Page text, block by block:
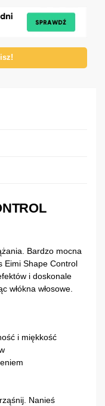
Bardzo mocna
Eimi Shape Control
i doskonale
włókna włosowe.
i miękkość
Nanieś